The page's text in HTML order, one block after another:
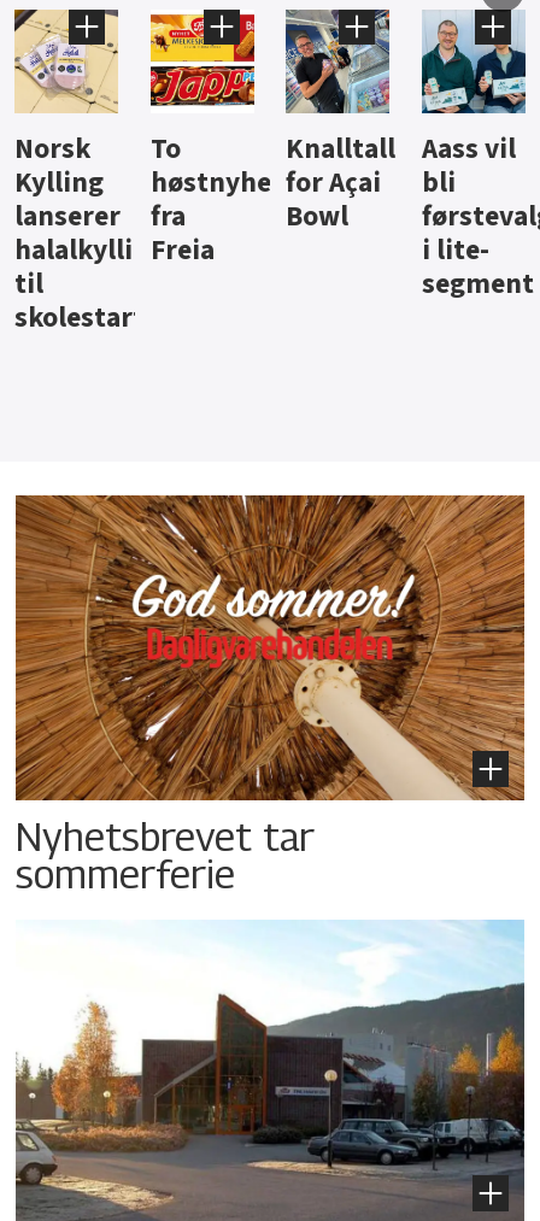
Knalltall
for Açai
Bowl
Aass vil
bli
førstevalg
i lite-
Brus og
jus fra
Berentsen
Hard
iste fra
Hansa
Nyhetsbrevet tar
sommerferie